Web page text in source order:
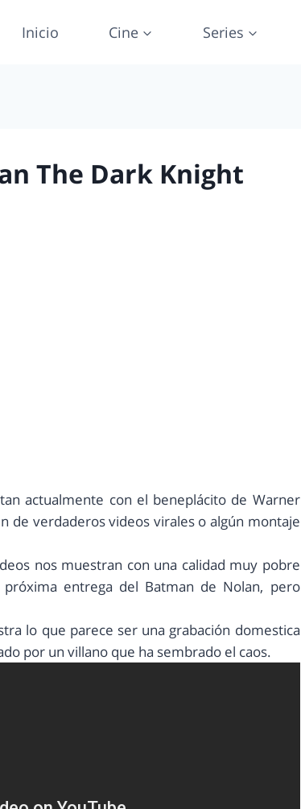
Inicio Cine Series
The Dark Knight
actualmente con el beneplácito de Warner
de verdaderos videos virales o algún montaje
nos muestran con una calidad muy pobre
entrega del Batman de Nolan, pero
lo que parece ser una grabación domestica
por un villano que ha sembrado el caos.